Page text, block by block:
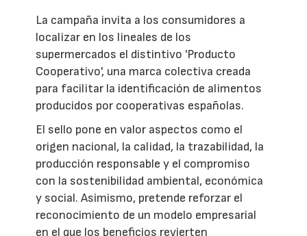
La campaña invita a los consumidores a
localizar en los lineales de los
supermercados el distintivo 'Producto
Cooperativo', una marca colectiva creada
para facilitar la identificación de alimentos
producidos por cooperativas españolas.
El sello pone en valor aspectos como el
origen nacional, la calidad, la trazabilidad, la
producción responsable y el compromiso
con la sostenibilidad ambiental, económica
y social. Asimismo, pretende reforzar el
reconocimiento de un modelo empresarial
en el que los beneficios revierten